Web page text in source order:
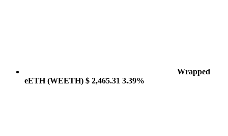
Wrapped
eETH(WEETH) $ 2,465.31 3.39%